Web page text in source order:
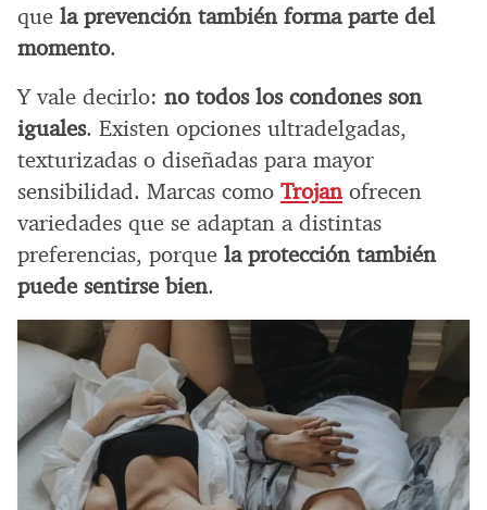
que la prevención también forma parte del
momento.
Y vale decirlo: no todos los condones son
iguales. Existen opciones ultradelgadas,
texturizadas o diseñadas para mayor
sensibilidad. Marcas como Trojanofrecen
variedades que se adaptan a distintas
preferencias, porque la protección también
puede sentirse bien.